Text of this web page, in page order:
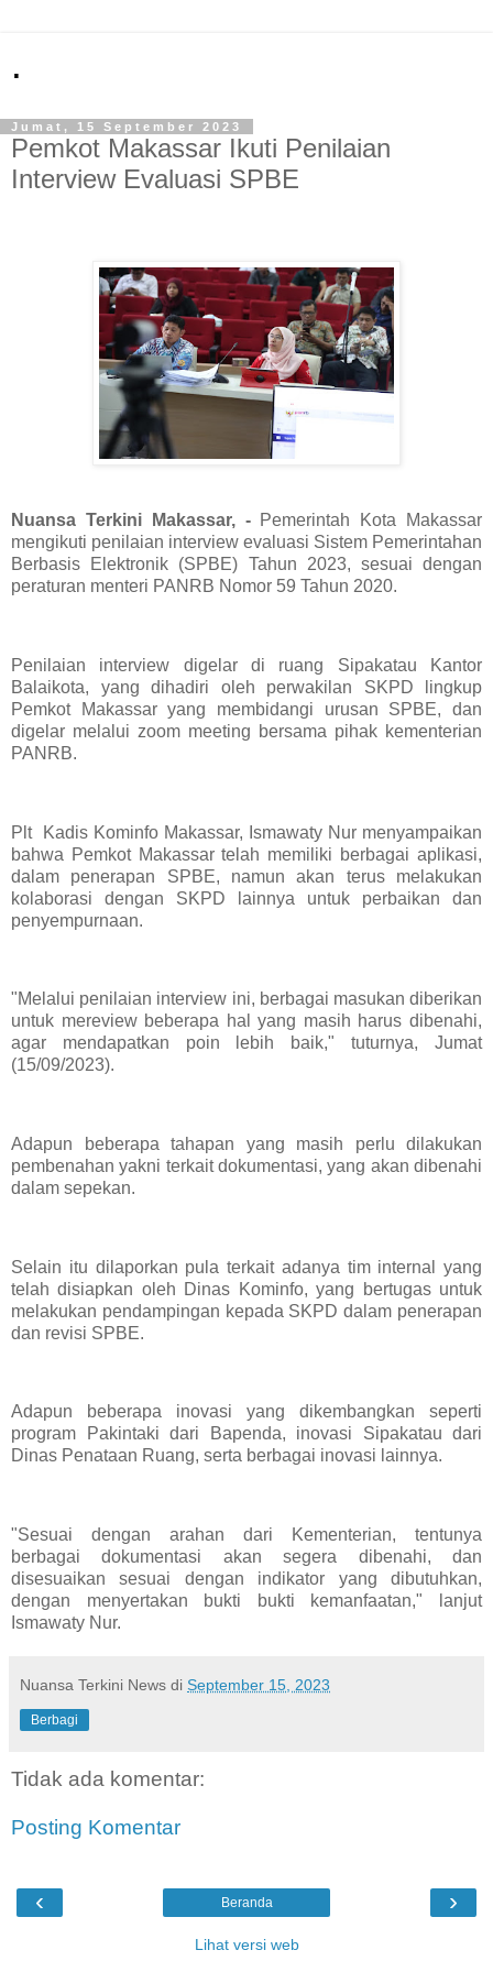
.
Jumat, 15 September 2023
Pemkot Makassar Ikuti Penilaian
Interview Evaluasi SPBE
Nuansa Terkini Makassar, - Pemerintah Kota Makassar
mengikuti penilaian interview evaluasi Sistem Pemerintahan
Berbasis Elektronik (SPBE) Tahun 2023, sesuai dengan
peraturan menteri PANRB Nomor 59 Tahun 2020.
Penilaian interview digelar di ruang Sipakatau Kantor
Balaikota, yang dihadiri oleh perwakilan SKPD lingkup
Pemkot Makassar yang membidangi urusan SPBE, dan
digelar melalui zoom meeting bersama pihak kementerian
PANRB.
Plt Kadis Kominfo Makassar, Ismawaty Nur menyampaikan
bahwa Pemkot Makassar telah memiliki berbagai aplikasi,
dalam penerapan SPBE, namun akan terus melakukan
kolaborasi dengan SKPD lainnya untuk perbaikan dan
penyempurnaan.
"Melalui penilaian interview ini, berbagai masukan diberikan
untuk mereview beberapa hal yang masih harus dibenahi,
agar mendapatkan poin lebih baik," tuturnya, Jumat
(15/09/2023).
Adapun beberapa tahapan yang masih perlu dilakukan
pembenahan yakni terkait dokumentasi, yang akan dibenahi
dalam sepekan.
Selain itu dilaporkan pula terkait adanya tim internal yang
telah disiapkan oleh Dinas Kominfo, yang bertugas untuk
melakukan pendampingan kepada SKPD dalam penerapan
dan revisi SPBE.
Adapun beberapa inovasi yang dikembangkan seperti
program Pakintaki dari Bapenda, inovasi Sipakatau dari
Dinas Penataan Ruang, serta berbagai inovasi lainnya.
"Sesuai dengan arahan dari Kementerian, tentunya
berbagai dokumentasi akan segera dibenahi, dan
disesuaikan sesuai dengan indikator yang dibutuhkan,
dengan menyertakan bukti bukti kemanfaatan," lanjut
Ismawaty Nur.
Nuansa Terkini News di September 15, 2023
Berbagi
Tidak ada komentar:
Posting Komentar
‹ ›
Beranda
Lihat versi web